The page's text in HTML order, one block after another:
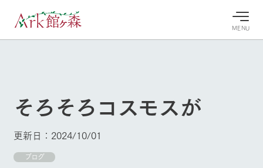
MENU
牧場へ行
よく見られている情報
今日の牧
Ark館ヶ森について
そろそろコスモスが
更新日：2024/10/01
ブログ